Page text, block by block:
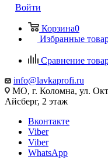
Войти
Корзина0
Избранные
Сравнение
info@lavkaprofi.ru
МО, г. Коломна, ул.
Айсберг, 2 этаж
Вконтакте
Viber
Viber
WhatsApp